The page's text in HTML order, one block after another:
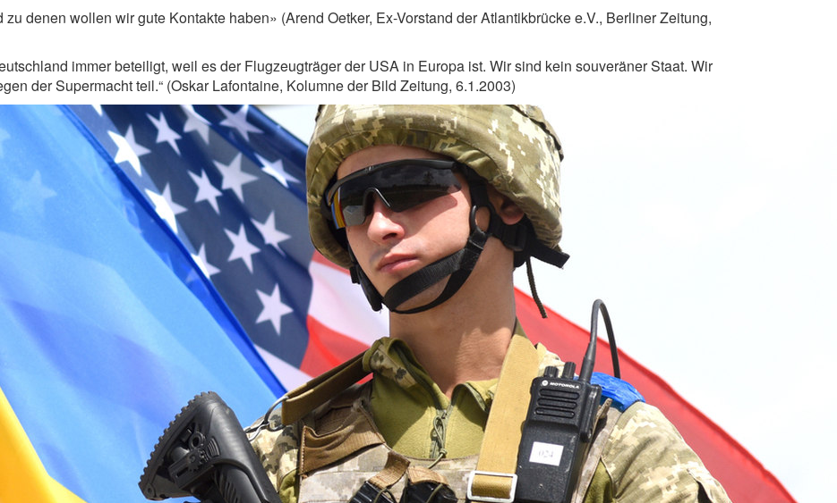
denen wollen wir gute Kontakte haben» (Arend Oetker, Ex-Vorstand der Atlantikbrücke e.V., Berliner Zeitung,
immer beteiligt, weil es der Flugzeugträger der USA in Europa ist. Wir sind kein souveräner Staat. Wir
der Supermacht teil.“ (Oskar Lafontaine, Kolumne der Bild Zeitung, 6.1.2003)